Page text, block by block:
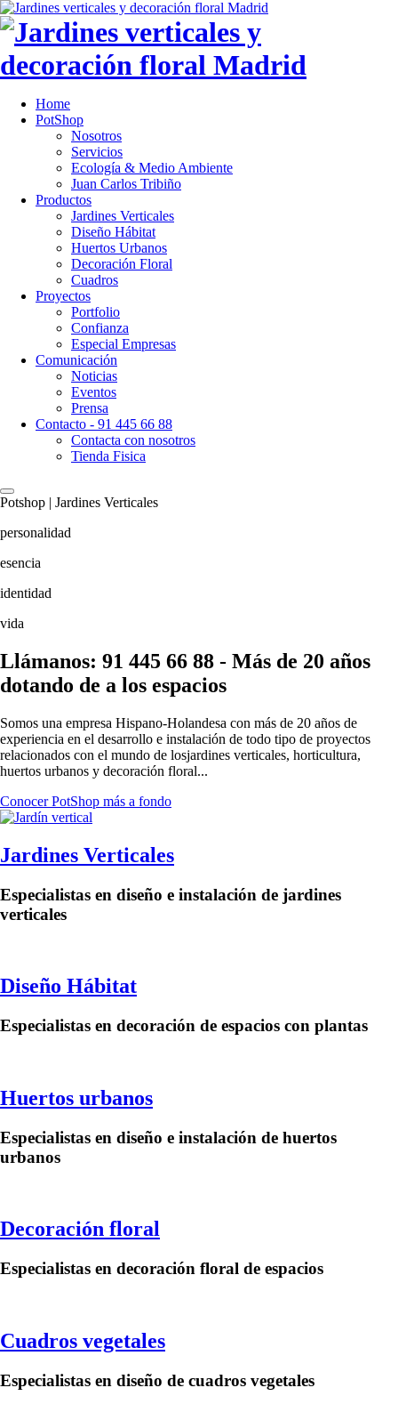
Home
PotShop
Nosotros
Servicios
Ecología & Medio Ambiente
Juan Carlos Tribiño
Productos
Jardines Verticales
Diseño Hábitat
Huertos Urbanos
Decoración Floral
Cuadros
Proyectos
Portfolio
Confianza
Especial Empresas
Comunicación
Noticias
Eventos
Prensa
Contacto - 91 445 66 88
Contacta con nosotros
Tienda Fisica
Potshop | Jardines Verticales
personalidad
esencia
identidad
vida
Llámanos: 91 445 66 88 - Más de 20 años
dotando de a los espacios
Somos una empresa Hispano-Holandesa con más de 20 años de
experiencia en el desarrollo e instalación de todo tipo de proyectos
relacionados con el mundo de losjardines verticales, horticultura,
huertos urbanos y decoración floral...
Conocer PotShop más a fondo
Jardines Verticales
Especialistas en diseño e instalación de jardines
verticales
Diseño Hábitat
Especialistas en decoración de espacios con plantas
Huertos urbanos
Especialistas en diseño e instalación de huertos
urbanos
Decoración floral
Especialistas en decoración floral de espacios
Cuadros vegetales
Especialistas en diseño de cuadros vegetales